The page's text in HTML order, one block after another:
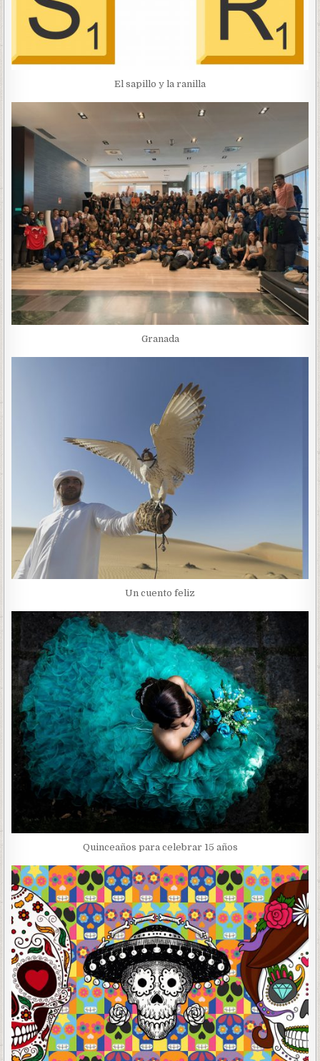
El sapillo y la ranilla
Granada
Un cuento feliz
Quinceaños para celebrar 15 años